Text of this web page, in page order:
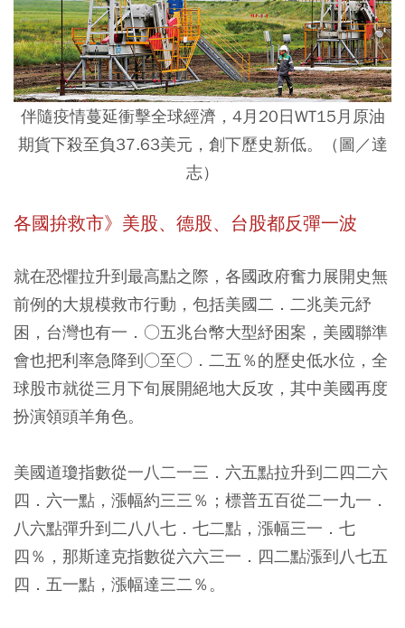
伴隨疫情蔓延衝擊全球經濟，4月20日WT15月原油
期貨下殺至負37.63美元，創下歷史新低。（圖／達
志）
各國拚救市》美股、德股、台股都反彈一波
就在恐懼拉升到最高點之際，各國政府奮力展開史無
前例的大規模救市行動，包括美國二．二兆美元紓
困，台灣也有一．○五兆台幣大型紓困案，美國聯準
會也把利率急降到○至○．二五％的歷史低水位，全
球股市就從三月下旬展開絕地大反攻，其中美國再度
扮演領頭羊角色。
美國道瓊指數從一八二一三．六五點拉升到二四二六
四．六一點，漲幅約三三％；標普五百從二一九一．
八六點彈升到二八八七．七二點，漲幅三一．七
四％，那斯達克指數從六六三一．四二點漲到八七五
四．五一點，漲幅達三二％。